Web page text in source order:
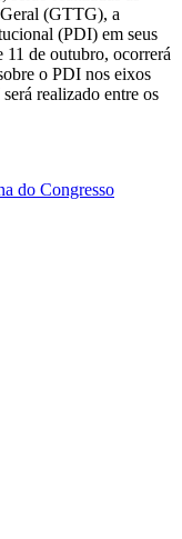
(GTTG), a
(PDI) em seus
11 de outubro, ocorrerá
o PDI nos eixos
realizado entre os
do Congresso